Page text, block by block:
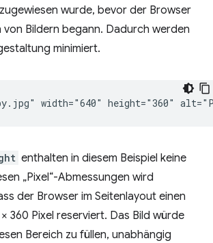
wurde, bevor der Browser
Bildern begann. Dadurch werden
minimiert.
enthalten in diesem Beispiel keine
„Pixel“-Abmessungen wird
der Browser im Seitenlayout einen
360 Pixel reserviert. Das Bild würde
Bereich zu füllen, unabhängig